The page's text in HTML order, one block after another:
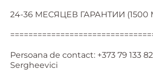
24-36 МЕСЯЦЕВ ГАРАНТИИ (1500
Persoana de contact: +373 79 133
Sergheevici